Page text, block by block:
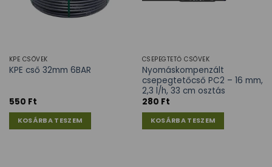
KPE CSÖVEK
KPE cső 32mm 6BAR
550 Ft
KOSÁRBA TESZEM
CSEPEGTETŐ CSÖVEK
Nyomáskompenzált
csepegtetőcső PC2 – 16 mm,
2,3 l/h, 33 cm osztás
280 Ft
KOSÁRBA TESZEM